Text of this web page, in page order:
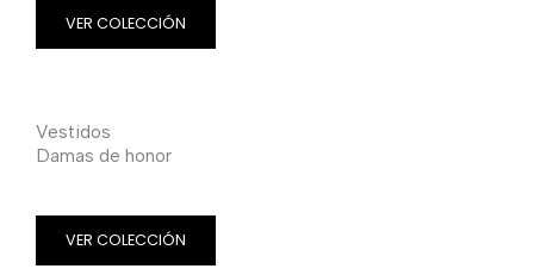
VER COLECCIÓN
Vestidos
Damas de honor
VER COLECCIÓN